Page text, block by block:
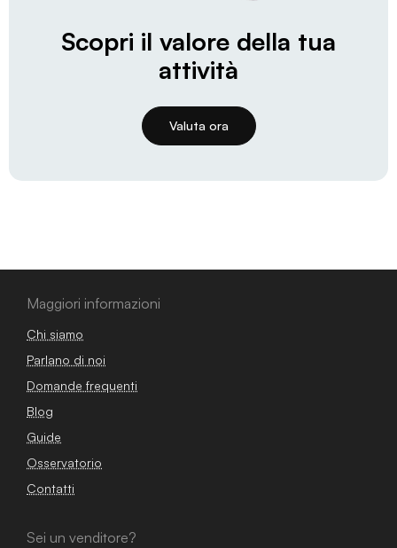
Scopri il valore della tua
attività
Valuta ora
Maggiori informazioni
Chi siamo
Parlano di noi
Domande frequenti
Blog
Guide
Osservatorio
Contatti
Sei un venditore?